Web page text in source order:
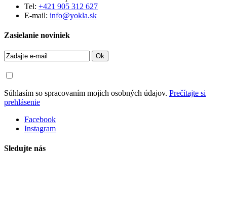
Tel: +421 905 312 627
E-mail: info@yokla.sk
Zasielanie noviniek
Ok
Súhlasím so spracovaním mojich osobných údajov. Prečítajte si
prehlásenie
Facebook
Instagram
Sledujte nás